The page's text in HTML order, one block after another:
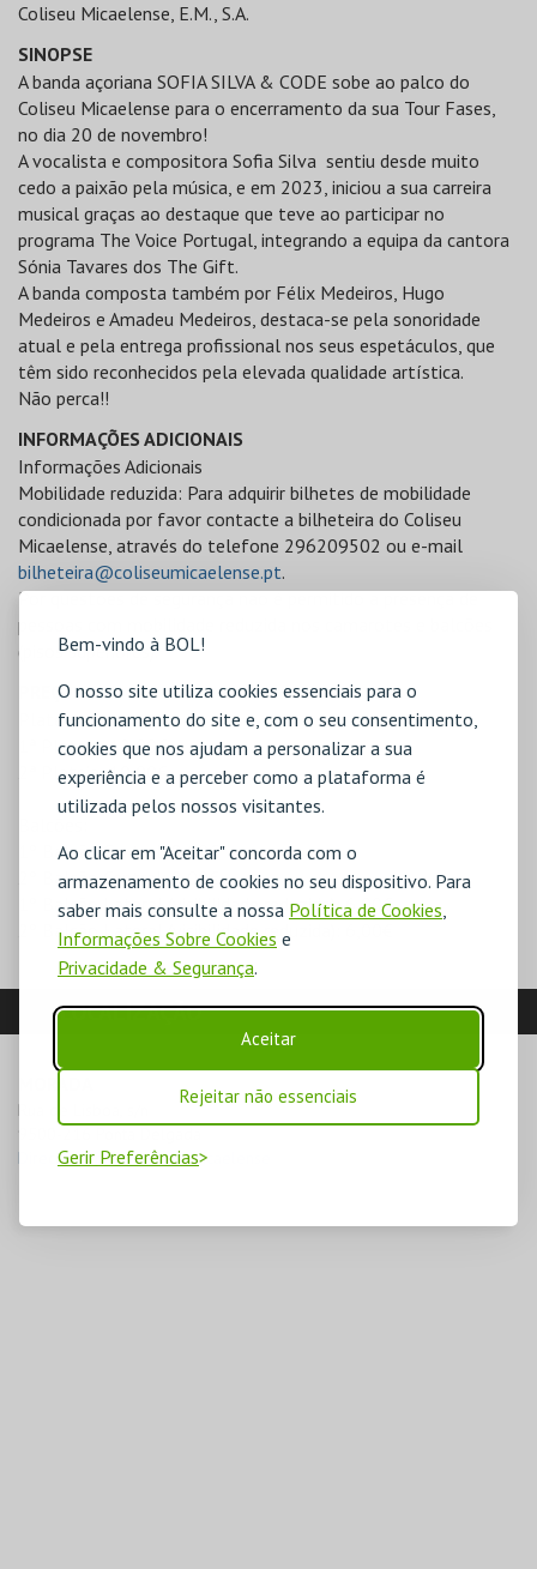
Bem-vindo à BOL!
O nosso site utiliza cookies essenciais para o
funcionamento do site e, com o seu consentimento,
cookies que nos ajudam a personalizar a sua
experiência e a perceber como a plataforma é
utilizada pelos nossos visitantes.
Ao clicar em "Aceitar" concorda com o
armazenamento de cookies no seu dispositivo. Para
saber mais consulte a nossa Política de Cookies,
Informações Sobre Cookies e
Privacidade & Segurança.
Aceitar
Rejeitar não essenciais
Gerir Preferências
Coliseu Micaelense, E.M., S.A.
SINOPSE
A banda açoriana SOFIA SILVA & CODE sobe ao palco do
Coliseu Micaelense para o encerramento da sua Tour Fases,
no dia 20 de novembro!
A vocalista e compositora Sofia Silva sentiu desde muito
cedo a paixão pela música, e em 2023, iniciou a sua carreira
musical graças ao destaque que teve ao participar no
programa The Voice Portugal, integrando a equipa da cantora
Sónia Tavares dos The Gift.
A banda composta também por Félix Medeiros, Hugo
Medeiros e Amadeu Medeiros, destaca-se pela sonoridade
atual e pela entrega profissional nos seus espetáculos, que
têm sido reconhecidos pela elevada qualidade artística.
Não perca!!
INFORMAÇÕES ADICIONAIS
Informações Adicionais
Mobilidade reduzida: Para adquirir bilhetes de mobilidade
condicionada por favor contacte a bilheteira do Coliseu
Micaelense, através do telefone 296209502 ou e-mail
bilheteira@coliseumicaelense.pt.
Por questões de segurança não é permitido a presença de
pessoas com mobilidade reduzida nos camarotes e balcões
(pisos superiores).
PREÇOS
Plateia
1ª Plateia: 12,00€
2ª Plateia: 10,00€
1º Balcão Central: 8,00€
2º Balcão Central: 8,00€
1º Balcão Lateral (visibilidade reduzida): 6,00€
2º Balcão Lateral (visibilidade reduzida): 6,00€
LOCALIZAÇÃO
Rua de Lisboa, s/n
Direcções para Coliseu Micaelense